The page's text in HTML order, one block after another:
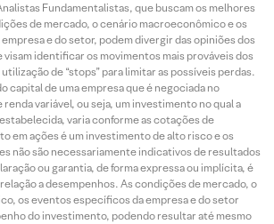
Fundamentalistas, que buscam os melhores
de mercado, o cenário macroeconômico e os
e do setor, podem divergir das opiniões dos
visam identificar os movimentos mais prováveis dos
de “stops” para limitar as possíveis perdas.
capital de uma empresa que é negociada no
variável, ou seja, um investimento no qual a
varia conforme as cotações de
em ações é um investimento de alto risco e os
não são necessariamente indicativos de resultados
ou garantia, de forma expressa ou implícita, é
a desempenhos. As condições de mercado, o
os eventos específicos da empresa e do setor
do investimento, podendo resultar até mesmo